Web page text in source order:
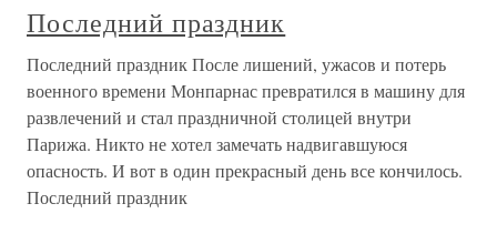
Последний праздник
Последний праздник После лишений, ужасов и потерь
военного времени Монпарнас превратился в машину для
развлечений и стал праздничной столицей внутри
Парижа. Никто не хотел замечать надвигавшуюся
опасность. И вот в один прекрасный день все кончилось.
Последний праздник